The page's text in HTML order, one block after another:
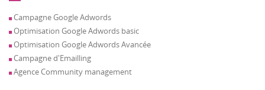
Campagne Google Adwords
Optimisation Google Adwords basic
Optimisation Google Adwords Avancée
Campagne d'Emailling
Agence Community management